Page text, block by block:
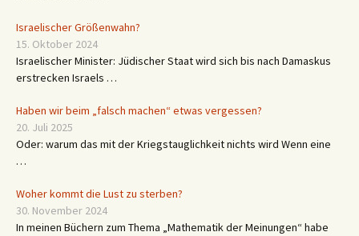
Israelischer Größenwahn?
15. Oktober 2024
Israelischer Minister: Jüdischer Staat wird sich bis nach Damaskus
erstrecken Israels …
Haben wir beim „falsch machen“ etwas vergessen?
20. Juli 2025
Oder: warum das mit der Kriegstauglichkeit nichts wird Wenn eine
…
Woher kommt die Lust zu sterben?
30. November 2024
In meinen Büchern zum Thema „Mathematik der Meinungen“ habe